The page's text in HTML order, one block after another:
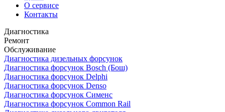
О сервисе
Контакты
Диагностика
Ремонт
Обслуживание
Диагностика дизельных форсунок
Диагностика форсунок Bosch (Бош)
Диагностика форсунок Delphi
Диагностика форсунок Denso
Диагностика форсунок Сименс
Диагностика форсунок Common Rail